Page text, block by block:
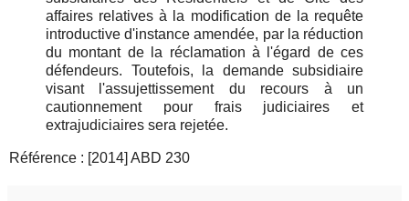
affaires relatives à la modification de la requête
introductive d'instance amendée, par la réduction
du montant de la réclamation à l'égard de ces
défendeurs. Toutefois, la demande subsidiaire
visant l'assujettissement du recours à un
cautionnement pour frais judiciaires et
extrajudiciaires sera rejetée.
Référence : [2014] ABD 230